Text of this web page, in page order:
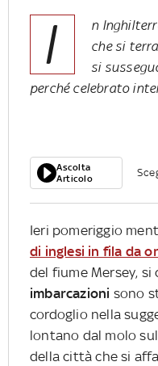
I
n
che si
si
perché celebrato
Ascolta
Articolo
Ieri pomeriggio
di inglesi in fila da
del fiume Mersey,
imbarcazioni sono
cordoglio nella
lontano dal molo
della città che si